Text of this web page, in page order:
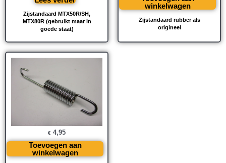
Zijstandaard MTX50R/SH,
MTX80R (gebruikt maar in
goede staat)
Zijstandaard rubber als
origineel
winkelwagen
€ 4,95
Toevoegen aan
winkelwagen